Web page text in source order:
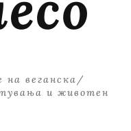
на веганска/
и животен